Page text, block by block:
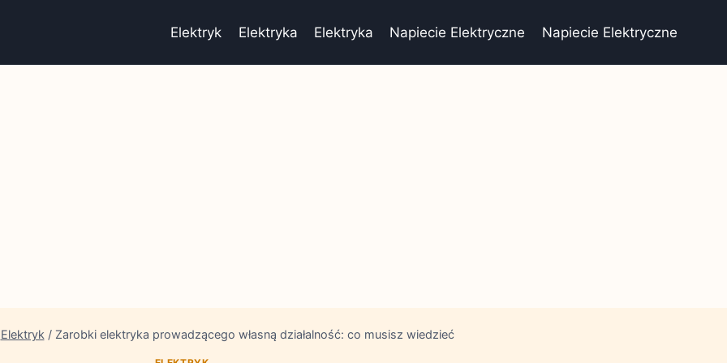
Elektryk Elektryka Elektryka Napiecie Elektryczne Napiecie Elektryczne
Elektryk / Zarobki elektryka prowadzącego własną działalność: co musisz wiedzieć